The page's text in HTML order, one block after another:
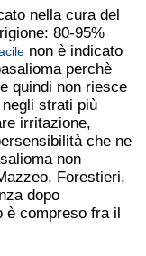
nella cura del
80-95%
non è indicato
perchè
quindi non riesce
strati più
irritazione,
che ne
non
Forestieri,
dopo
è compreso fra il